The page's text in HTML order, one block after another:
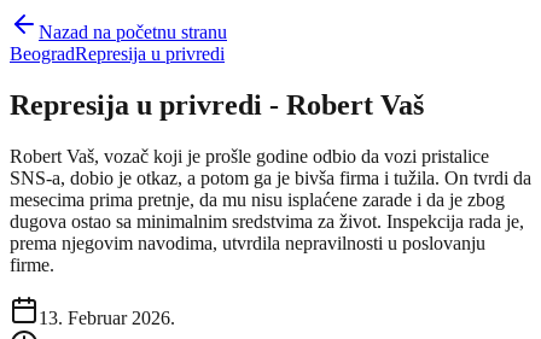
Nazad na početnu stranu
BeogradRepresija u privredi
Represija u privredi - Robert Vaš
Robert Vaš, vozač koji je prošle godine odbio da vozi pristalice
SNS-a, dobio je otkaz, a potom ga je bivša firma i tužila. On tvrdi da
mesecima prima pretnje, da mu nisu isplaćene zarade i da je zbog
dugova ostao sa minimalnim sredstvima za život. Inspekcija rada je,
prema njegovim navodima, utvrdila nepravilnosti u poslovanju
firme.
13. Februar 2026.